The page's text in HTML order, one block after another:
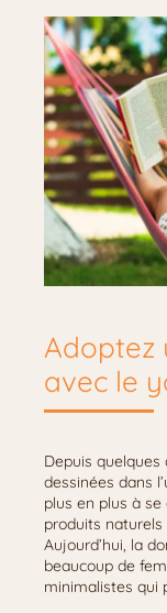
Adoptez
avec le
Depuis
dessinées dans
plus en plus à
produits naturels
Aujourd’hui, la
beaucoup de
minimalistes qui